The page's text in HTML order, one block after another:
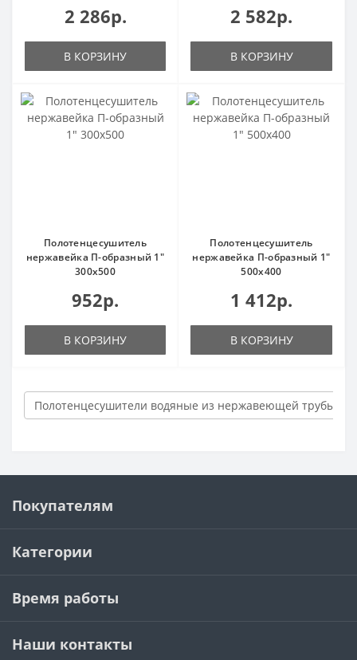
2 286р.
В КОРЗИНУ
2 582р.
В КОРЗИНУ
Полотенцесушитель
нержавейка П-образный 1"
300х500
952р.
В КОРЗИНУ
Полотенцесушитель
нержавейка П-образный 1"
500х400
1 412р.
В КОРЗИНУ
Полотенцесушители водяные из нержавеющей трубы
Покупателям
Категории
Время работы
Наши контакты